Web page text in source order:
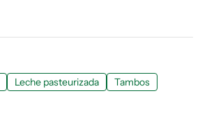
Leche pasteurizada
Tambos